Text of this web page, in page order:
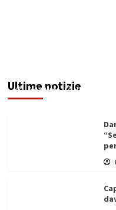
Ultime notizie
Redazione 11/06/2026